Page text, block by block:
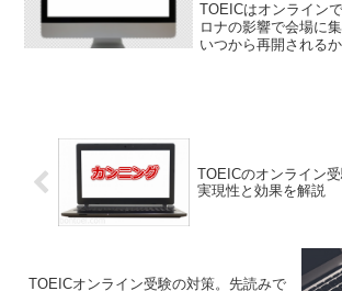
TOEICはオンライン
ロナの影響で会場に
いつから再開される
TOEICのオンライン受
実現性と効果を解説
TOEICオンライン受験の対策。先読みで